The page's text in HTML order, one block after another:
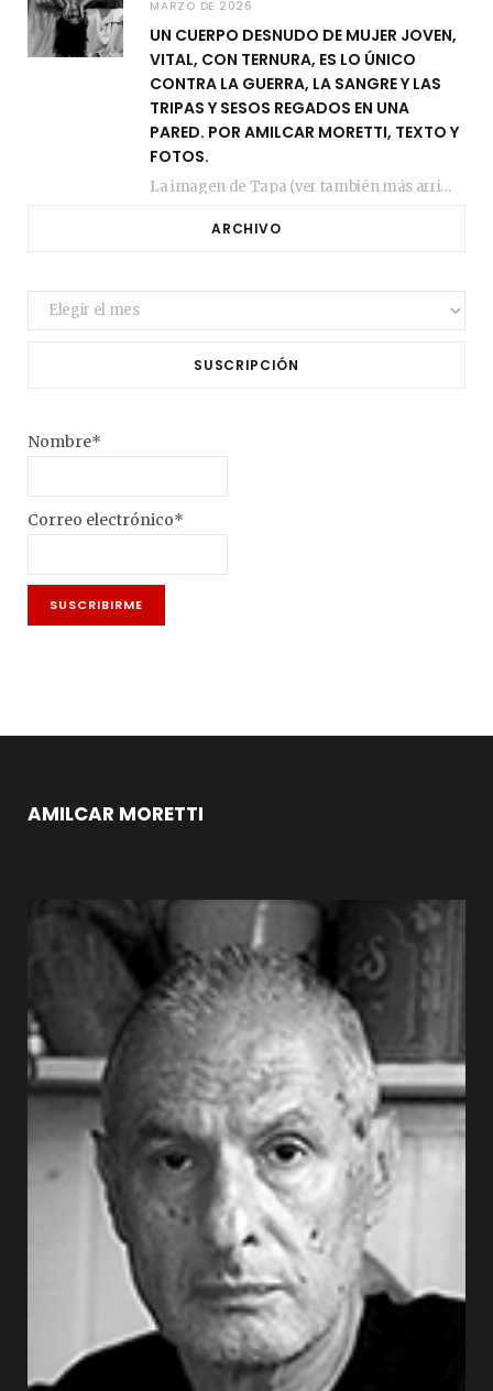
MARZO DE 2026
UN CUERPO DESNUDO DE MUJER JOVEN,
VITAL, CON TERNURA, ES LO ÚNICO
CONTRA LA GUERRA, LA SANGRE Y LAS
TRIPAS Y SESOS REGADOS EN UNA
PARED. POR AMILCAR MORETTI, TEXTO Y
FOTOS.
La imagen de Tapa (ver también más arriba) fue compuesta en estos días de febrero…
ARCHIVO
Archivo
SUSCRIPCIÓN
Nombre*
Correo electrónico*
AMILCAR MORETTI